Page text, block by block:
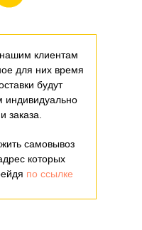
клиентам
для них время
будут
индивидуально
заказа.
самовывоз
которых
по ссылке